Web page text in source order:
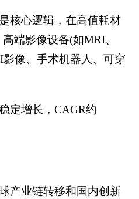
核心逻辑，在高值耗材
端影像设备(如MRI、
像、手术机器人、可穿
定增长，CAGR约
产业链转移和国内创新